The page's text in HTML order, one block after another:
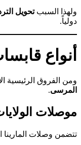
ولهذا السببتحويل
دولياً.
أنواع
ومن الفروق الرئيسية
المرسى.
موصلات
تتضمن وصلات المارينا